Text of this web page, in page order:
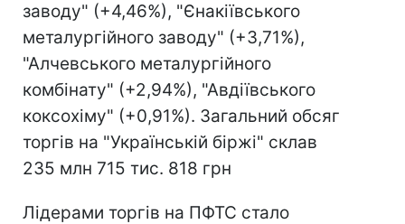
заводу" (+4,46%), "Єнакіївського
металургійного заводу" (+3,71%),
"Алчевського металургійного
комбінату" (+2,94%), "Авдіївського
коксохіму" (+0,91%). Загальний обсяг
торгів на "Українській біржі" склав
235 млн 715 тис. 818 грн
Лідерами торгів на ПФТС стало